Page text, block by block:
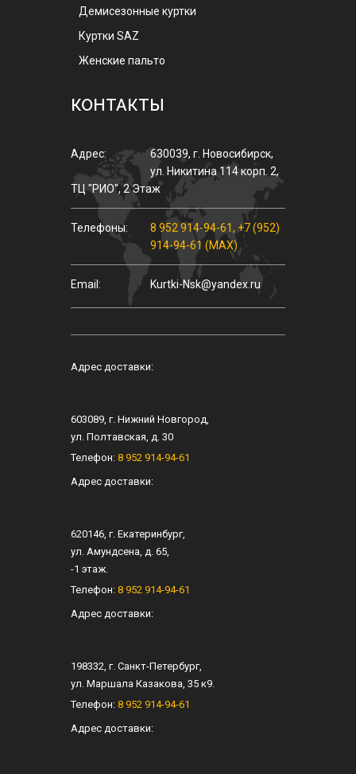
Демисезонные куртки
Куртки SAZ
Женские пальто
КОНТАКТЫ
Адрес: 630039, г. Новосибирск,
ул. Никитина 114 корп. 2,
ТЦ "РИО", 2 Этаж
Телефоны: 8 952 914-94-61, +7 (952)
914-94-61 (MAX)
Email: Kurtki-Nsk@yandex.ru
Адрес доставки:
603089, г. Нижний Новгород,
ул. Полтавская, д. 30
Телефон: 8 952 914-94-61
Адрес доставки:
620146, г. Екатеринбург,
ул. Амундсена, д. 65,
-1 этаж.
Телефон: 8 952 914-94-61
Адрес доставки:
198332, г. Санкт-Петербург,
ул. Маршала Казакова, 35 к9.
Телефон: 8 952 914-94-61
Адрес доставки: